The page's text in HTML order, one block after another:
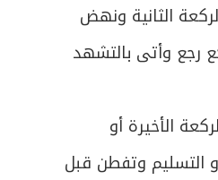
الثانية ونهض
رجع وأتى بالتشهد
الأخيرة أو
التسليم وتفطن قبل